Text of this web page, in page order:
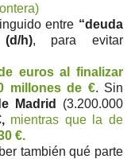
entre “deuda
h), para evitar
euros al finalizar
millones de €. Sin
Madrid
(3.200.000
mientras que la de
€.
también qué parte